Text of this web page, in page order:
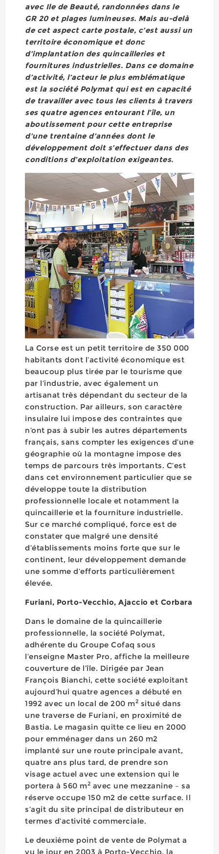
avec Ile de Beauté, randonnées dans le
GR 20 et plages lumineuses. Mais au-delà
de cet aspect carte postale, c’est aussi un
territoire économique et donc
d’implantation des quincailleries et
fournitures industrielles. Dans ce domaine
d’activité, l’acteur le plus emblématique
est la société Polymat qui est en capacité
de travailler avec tous les clients à travers
ses quatre agences entourant l’île, un
aboutissement pour cette entreprise
d’une trentaine d’années dont le
développement doit s’effectuer dans des
conditions d’exploitation exigeantes.
La Corse est un petit territoire de 350 000
habitants dont l’activité économique est
beaucoup plus tirée par le tourisme que
par l’industrie, avec également un
artisanat très dépendant du secteur de la
construction. Par ailleurs, son caractère
insulaire lui impose des contraintes que
n’ont pas à subir les autres départements
français, sans compter les exigences d’une
géographie où la montagne impose des
temps de parcours très importants. C’est
dans cet environnement particulier que se
développe toute la distribution
professionnelle locale et notamment la
quincaillerie et la fourniture industrielle.
Sur ce marché compliqué, force est de
constater que malgré une densité
d’établissements moins forte que sur le
continent, leur développement demande
une somme d’efforts particulièrement
élevée.
Furiani, Porto-Vecchio, Ajaccio et Corbara
Dans le domaine de la quincaillerie
professionnelle, la société Polymat,
adhérente du Groupe Cofaq sous
l’enseigne Master Pro, affiche la meilleure
couverture de l’île. Dirigée par Jean
François Bianchi, cette société exploitant
aujourd’hui quatre agences a débuté en
1992 avec un local de 200 m2 situé dans
une traverse de Furiani, en proximité de
Bastia. Le magasin quitte ce lieu en 2000
pour emménager dans un 260 m2
implanté sur une route principale avant,
quatre ans plus tard, de prendre son
visage actuel avec une extension qui le
portera à 560 m2 avec une mezzanine – sa
réserve occupe 150 m2 de cette surface. Il
s’agit du site principal de distributeur en
termes d’activité commerciale.
Le deuxième point de vente de Polymat a
vu le jour en 2003 à Porto-Vecchio, la